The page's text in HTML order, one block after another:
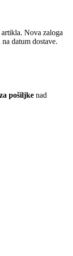
artikla. Nova zaloga
datum dostave.
pošiljke nad